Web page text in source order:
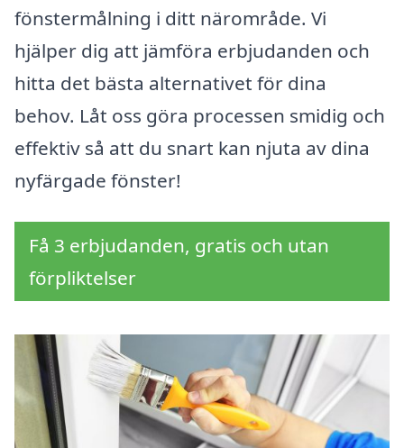
fönstermålning i ditt närområde. Vi
hjälper dig att jämföra erbjudanden och
hitta det bästa alternativet för dina
behov. Låt oss göra processen smidig och
effektiv så att du snart kan njuta av dina
nyfärgade fönster!
Få 3 erbjudanden, gratis och utan
förpliktelser